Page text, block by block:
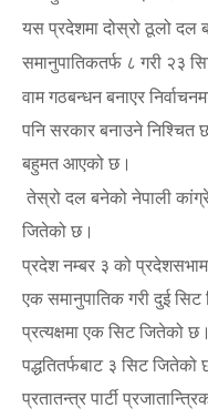
यस प्रदेशमा दोस्रो ठूलो दल
समानुपातिकतर्फ ८ गरी २३
वाम गठबन्धन बनाएर
पनि सरकार बनाउने
बहुमत आएको छ।
तेस्रो दल बनेको नेपाली
जितेको छ।
प्रदेश नम्बर ३ को
एक समानुपातिक गरी दुई
प्रत्यक्षमा एक सिट जितेको
पद्धतितर्फबाट ३ सिट जितेको
प्रतातन्त्र पार्टी